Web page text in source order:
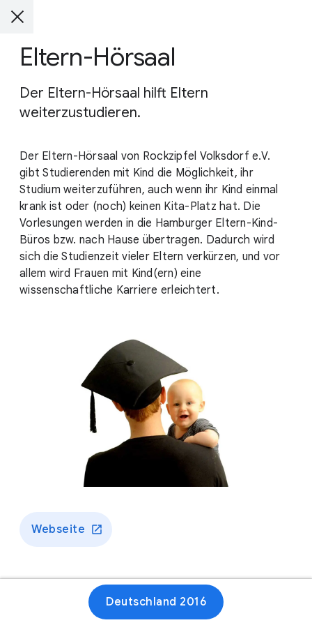
Eltern-Hörsaal
Der Eltern-Hörsaal hilft Eltern
weiterzustudieren.
Der Eltern-Hörsaal von Rockzipfel Volksdorf e.V.
gibt Studierenden mit Kind die Möglichkeit, ihr
Studium weiterzuführen, auch wenn ihr Kind einmal
krank ist oder (noch) keinen Kita-Platz hat. Die
Vorlesungen werden in die Hamburger Eltern-Kind-
Büros bzw. nach Hause übertragen. Dadurch wird
sich die Studienzeit vieler Eltern verkürzen, und vor
allem wird Frauen mit Kind(ern) eine
wissenschaftliche Karriere erleichtert.
Webseite
Deutschland 2016